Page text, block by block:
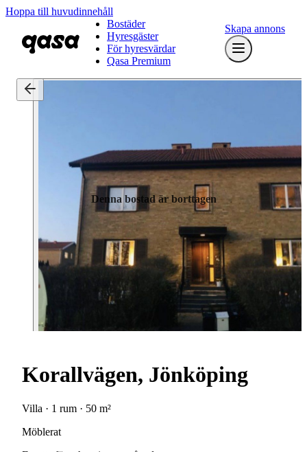
Hoppa till huvudinnehåll
Bostäder
Hyresgäster
För hyresvärdar
Qasa Premium
Skapa annons
Denna bostad är borttagen
Korallvägen, Jönköping
Villa · 1 rum · 50 m²
Möblerat